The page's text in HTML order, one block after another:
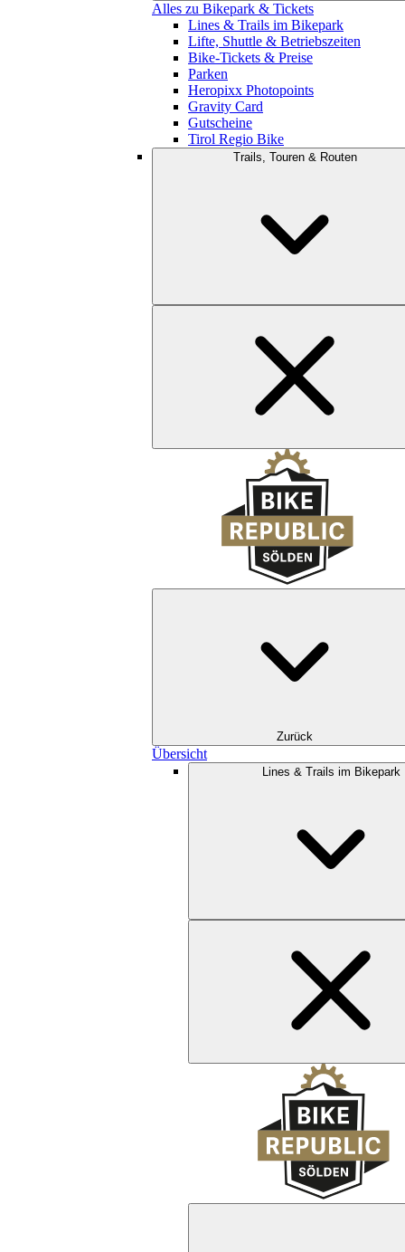
Alles zu Bikepark & Tickets
Lines & Trails im Bikepark
Lifte, Shuttle & Betriebszeiten
Bike-Tickets & Preise
Parken
Heropixx Photopoints
Gravity Card
Gutscheine
Tirol Regio Bike
Trails, Touren & Routen
Zurück
Übersicht
Lines & Trails im Bikepark